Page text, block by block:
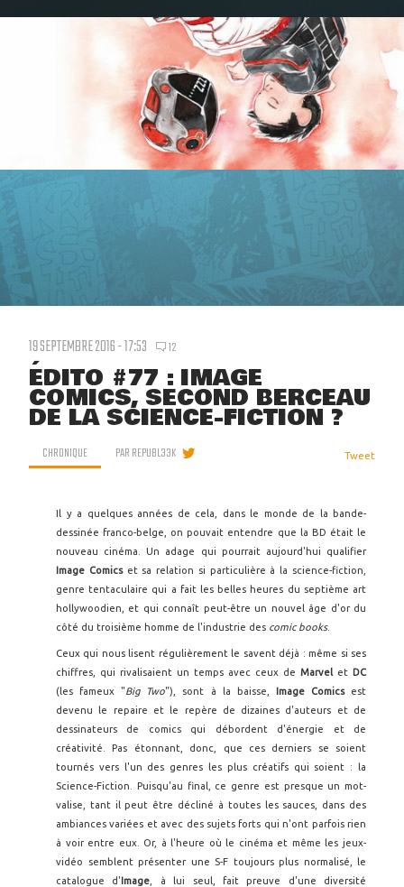
19 SEPTEMBRE 2016 - 17:53 12
ÉDITO #77 : IMAGE
COMICS, SECOND BERCEAU
DE LA SCIENCE-FICTION ?
CHRONIQUE PARREPUBL33K Tweet
Il y a quelques années de cela, dans le monde de la bande-
dessinée franco-belge, on pouvait entendre que la BD était le
nouveau cinéma. Un adage qui pourrait aujourd'hui qualifier
Image Comics et sa relation si particulière à la science-fiction,
genre tentaculaire qui a fait les belles heures du septième art
hollywoodien, et qui connaît peut-être un nouvel âge d'or du
côté du troisième homme de l'industrie des comic books.
Ceux qui nous lisent régulièrement le savent déjà : même si ses
chiffres, qui rivalisaient un temps avec ceux de Marvel et DC
(les fameux "Big Two"), sont à la baisse, Image Comicsest
devenu le repaire et le repère de dizaines d'auteurs et de
dessinateurs de comics qui débordent d'énergie et de
créativité. Pas étonnant, donc, que ces derniers se soient
tournés vers l'un des genres les plus créatifs qui soient : la
Science-Fiction. Puisqu'au final, ce genre est presque un mot-
valise, tant il peut être décliné à toutes les sauces, dans des
ambiances variées et avec des sujets forts qui n'ont parfois rien
à voir entre eux. Or, à l'heure où le cinéma et même les jeux-
vidéo semblent présenter une S-F toujours plus normalisé, le
catalogue d'Image , à lui seul, fait preuve d'une diversité